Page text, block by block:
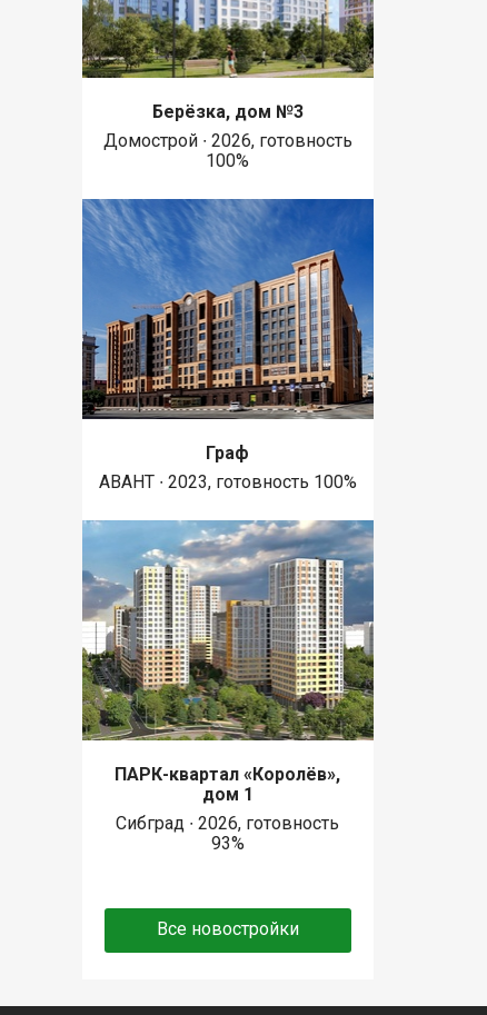
Берёзка, дом №3
Домострой ∙ 2026, готовность
100%
Граф
АВАНТ ∙ 2023, готовность 100%
ПАРК-квартал «Королёв»,
дом 1
Сибград ∙ 2026, готовность
93%
Все новостройки